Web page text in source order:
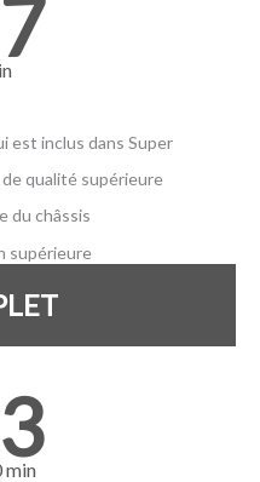
est inclus dans Super
qualité supérieure
du châssis
supérieure
min